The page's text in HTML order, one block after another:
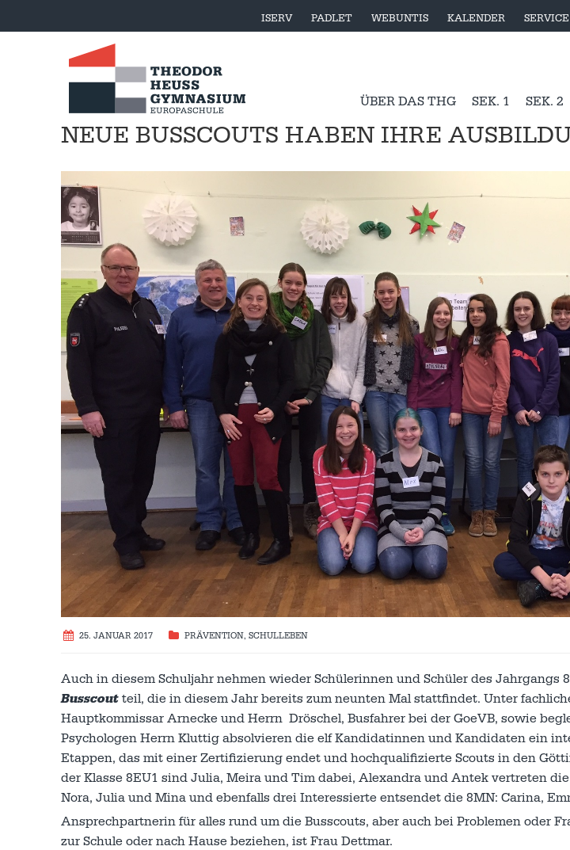
ISERV PADLET WEBUNTIS KALENDER
ÜBER DAS THG SEK. 1 SEK. 2
NEUE BUSSCOUTS HABEN IHRE
25. JANUAR 2017 PRÄVENTION, SCHULLEBEN
Auch in diesem Schuljahr nehmen wieder Schülerinnen und Schüler des Jahrgangs
Busscout teil, die in diesem Jahr bereits zum neunten Mal stattfindet. Unter
Hauptkommissar Arnecke und Herrn Dröschel, Busfahrer bei der GoeVB, sowie
Psychologen Herrn Kluttig absolvieren die elf Kandidatinnen und Kandidaten ein
Etappen, das mit einer Zertifizierung endet und hochqualifizierte Scouts in den
der Klasse 8EU1 sind Julia, Meira und Tim dabei, Alexandra und Antek vertreten
Nora, Julia und Mina und ebenfalls drei Interessierte entsendet die 8MN: Carina,
Ansprechpartnerin für alles rund um die Busscouts, aber auch bei Problemen oder
zur Schule oder nach Hause beziehen, ist Frau Dettmar.